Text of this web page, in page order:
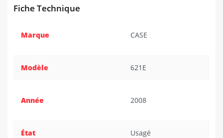
Fiche Technique
Marque CASE
Modèle 621E
Année 2008
État Usagé